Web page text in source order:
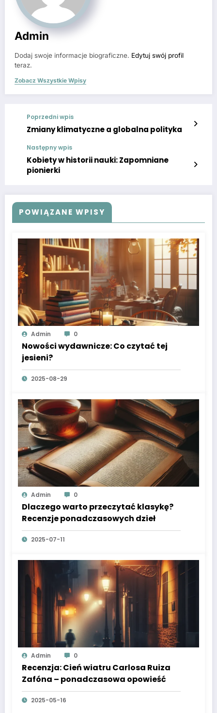
Admin
Dodaj swoje informacje biograficzne. Edytuj swój profil
teraz.
Zobacz Wszystkie Wpisy
Poprzedni wpis
Zmiany klimatyczne a globalna polityka
Następny wpis
Kobiety w historii nauki: Zapomniane
pionierki
POWIĄZANE WPISY
Admin 0
Nowości wydawnicze: Co czytać tej
jesieni?
2025-08-29
Admin 0
Dlaczego warto przeczytać klasykę?
Recenzje ponadczasowych dzieł
2025-07-11
Admin 0
Recenzja: Cień wiatru Carlosa Ruiza
Zafóna – ponadczasowa opowieść
2025-05-16